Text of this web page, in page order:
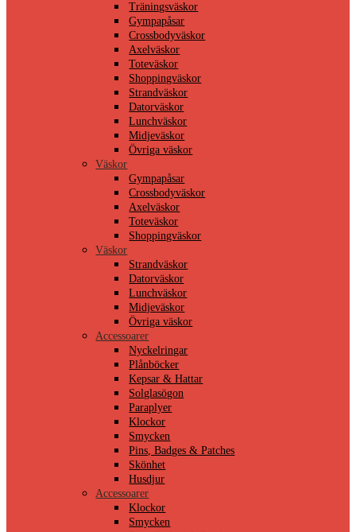
Träningsväskor
Gympapåsar
Crossbodyväskor
Axelväskor
Toteväskor
Shoppingväskor
Strandväskor
Datorväskor
Lunchväskor
Midjeväskor
Övriga väskor
Väskor
Gympapåsar
Crossbodyväskor
Axelväskor
Toteväskor
Shoppingväskor
Väskor
Strandväskor
Datorväskor
Lunchväskor
Midjeväskor
Övriga väskor
Accessoarer
Nyckelringar
Plånböcker
Kepsar & Hattar
Solglasögon
Paraplyer
Klockor
Smycken
Pins, Badges & Patches
Skönhet
Husdjur
Accessoarer
Klockor
Smycken